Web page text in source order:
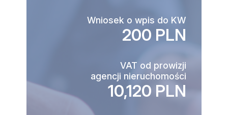
Wniosek o wpis do KW
200 PLN
VAT od prowizji
agencji nieruchomości
10,120 PLN